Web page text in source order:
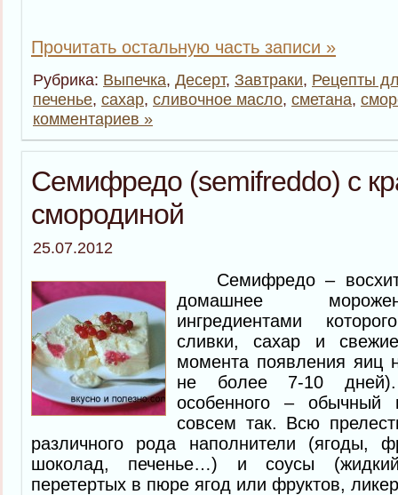
Прочитать остальную часть записи »
Рубрика: Выпечка, Десерт, Завтраки, Рецепты
печенье, сахар, сливочное масло, сметана,
комментариев »
Семифредо (semifreddo) с
смородиной
25.07.2012
Семифредо –
домашнее
ингредиентами
сливки, сахар и
момента появления яиц
не более 7-10
особенного –
совсем так. Всю
различного рода наполнители (ягоды,
шоколад, печенье…) и соусы
перетертых в пюре ягод или фруктов,